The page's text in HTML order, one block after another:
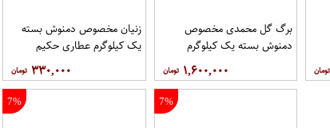
برگ گل محمدی مخصوص
دمنوش بسته یک کیلوگرم
۱,۶۰۰,۰۰۰
زنیان مخصوص دمنوش بسته
یک کیلوگرم عطاری حکیم
۳۳۰,۰۰۰
7%
7%